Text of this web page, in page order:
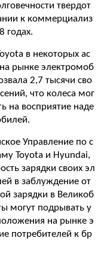
твердот
к коммерциализ
годах.
в некоторых ас
на рынке электромоб
2,7 тысячи сво
что колеса мог
на восприятие наде
Управление по с
Toyota и Hyundai,
зарядки своих эл
в заблуждение от
зарядки в Великоб
могут подрывать у
на рынке э
потребителей к бр